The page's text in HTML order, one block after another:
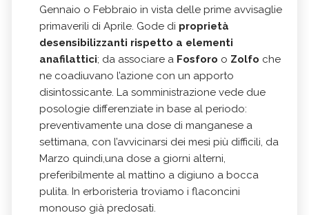
Gennaio o Febbraio in vista delle prime avvisaglie
primaverili di Aprile. Gode di proprietà
desensibilizzanti rispetto a elementi
anafilattici; da associare a Fosforo o Zolfo che
ne coadiuvano l’azione con un apporto
disintossicante. La somministrazione vede due
posologie differenziate in base al periodo:
preventivamente una dose di manganese a
settimana, con l’avvicinarsi dei mesi più difficili, da
Marzo quindi,una dose a giorni alterni,
preferibilmente al mattino a digiuno a bocca
pulita. In erboristeria troviamo i flaconcini
monouso già predosati.